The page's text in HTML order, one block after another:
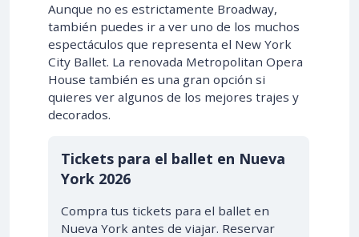
Aunque no es estrictamente Broadway,
también puedes ir a ver uno de los muchos
espectáculos que representa el New York
City Ballet. La renovada Metropolitan Opera
House también es una gran opción si
quieres ver algunos de los mejores trajes y
decorados.
Tickets para el ballet en Nueva
York 2026
Compra tus tickets para el ballet en
Nueva York antes de viajar. Reservar